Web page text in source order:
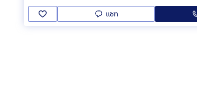
แชท